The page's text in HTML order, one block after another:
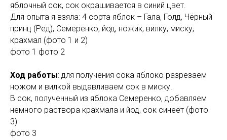
яблочный сок, сок окрашивается в синий цвет.
Для опыта я взяла: 4 сорта яблок – Гала, Голд, Чёрный
принц (Ред), Семеренко, йод, ножик, вилку, миску,
крахмал (фото 1 и 2)
фото 1 фото 2
Ход работы: для получения сока яблоко разрезаем
ножом и вилкой выдавливаем сок в миску.
В сок, полученный из яблока Семеренко, добавляем
немного раствора крахмала и йод, сок синеет (фото
3)
фото 3